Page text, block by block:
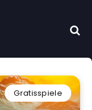
Gratisspiele